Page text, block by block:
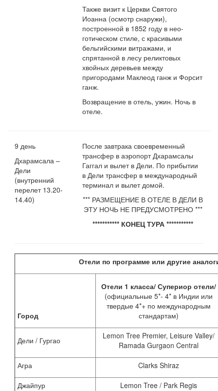
Также визит к Церкви Святого
Иоанна (осмотр снаружи),
построенной в 1852 году в нео-
готическом стиле, с красивыми
бельгийскими витражами, и
спрятанной в лесу реликтовых
хвойных деревьев между
пригородами Маклеод ганж и Форсит
ганж.
Возвращение в отель, ужин. Ночь в
отеле.
9 день
Дхарамсала –
Дели
(внутренний
перелет 13.20-
14.40)
После завтрака своевременный
трансфер в аэропорт Дхарамсалы
Гаггал и вылет в Дели. По прибытии
в Дели трансфер в международный
терминал и вылет домой.
*** РАЗМЕЩЕНИЕ В ОТЕЛЕ В ДЕЛИ В
ЭТУ НОЧЬ НЕ ПРЕДУСМОТРЕНО ***
*********** КОНЕЦ ТУРА ***********
Отели по программе или другие
Город
Отели 1 класса/ Супериор отели/
(официальные 5*- 4* в Индии или
твердые 4*+ по международным
стандартам)
Дели / Гургао
Lemon Tree Premier, Leisure Valley/
Ramada Gurgaon Central
Агра Clarks Shiraz
Джайпур Lemon Tree / Park Regis